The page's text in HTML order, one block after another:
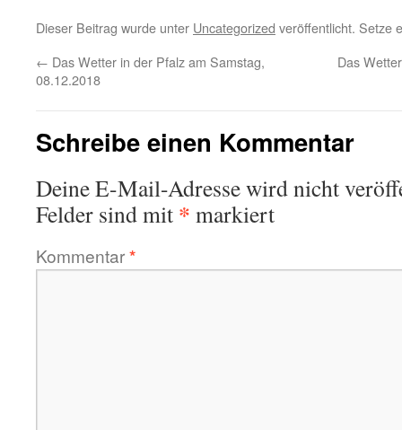
Dieser Beitrag wurde unter Uncategorized veröffentlicht. Setze
← Das Wetter in der Pfalz am Samstag,
08.12.2018
Das
Schreibe einen Kommentar
Deine E-Mail-Adresse wird nicht
Felder sind mit * markiert
Kommentar*